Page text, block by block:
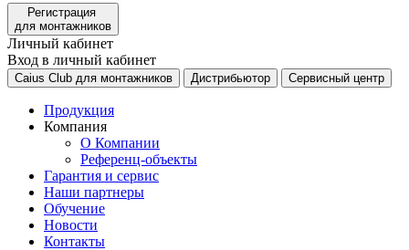
Регистрация
для монтажников
Личный кабинет
Вход в личный кабинет
Caius Club для монтажников Дистрибьютор Сервисный центр
Продукция
Компания
О Компании
Референц-объекты
Гарантия и сервис
Наши партнеры
Обучение
Новости
Контакты